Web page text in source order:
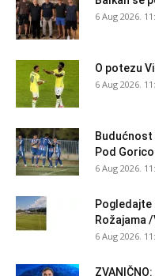
6 Aug 2026.
O potezu
6 Aug 2026.
Budućnost
Pod
6 Aug 2026.
Pogledajte
Rožajama /
6 Aug 2026.